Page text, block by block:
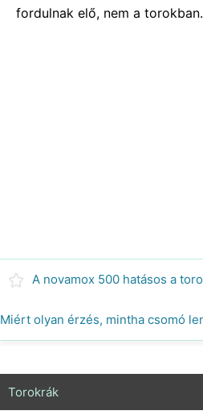
fordulnak elő, nem a torokban.
Torokrák